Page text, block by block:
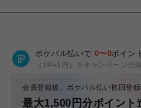
ポケパル払いで 0〜0ポイント
（1P=1円）※キャンペーン分除
会員登録後、ポケパル払い初回登
最大1,500円分ポイント